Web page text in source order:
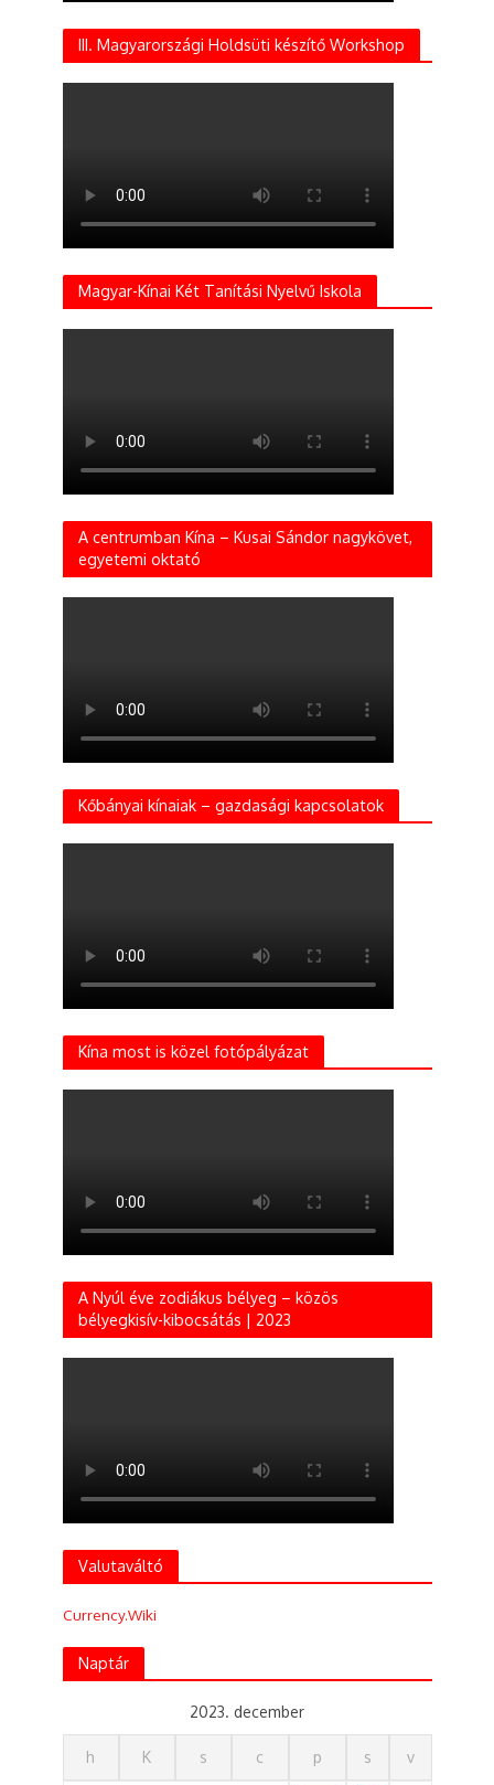
III. Magyarországi Holdsüti készítő Workshop
Magyar-Kínai Két Tanítási Nyelvű Iskola
A centrumban Kína – Kusai Sándor nagykövet,
egyetemi oktató
Kőbányai kínaiak – gazdasági kapcsolatok
Kína most is közel fotópályázat
A Nyúl éve zodiákus bélyeg – közös
bélyegkisív-kibocsátás | 2023
Valutaváltó
Currency.Wiki
Naptár
2023. december
h K s c p s v